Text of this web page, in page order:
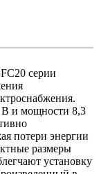
серии
В и мощности 8,3
потери энергии
размеры
установку